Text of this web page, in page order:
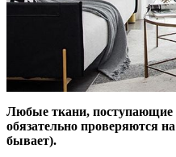
Любые ткани,
обязательно проверяются
бывает).